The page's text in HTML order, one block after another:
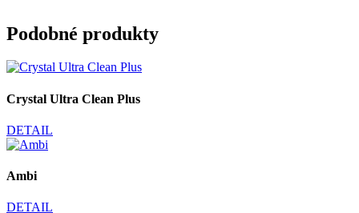
Podobné produkty
Crystal Ultra Clean Plus
DETAIL
Ambi
DETAIL